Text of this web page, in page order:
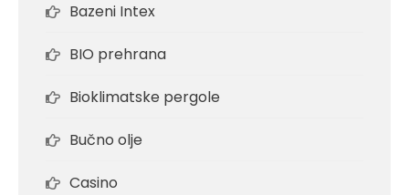
Bazeni Intex
BIO prehrana
Bioklimatske pergole
Bučno olje
Casino